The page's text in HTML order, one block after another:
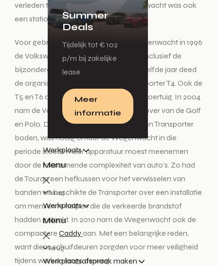
Summer
Deals
Tijdelijk tot € 102
p/m bij zakelijke
lease
Meer
informatie
Werkplaats
Menu
Terug
Werkplaats
Menu
Terug
Werkplaatsafspraak maken
verleden tijd. De Golf IV van de Wegenwacht was ook
een stationwagon met polyester dak.
Voor gebruik in de stad voegde de Wegenwacht in 1996
de Volkswagen Polo aan de vloot toe, inclusief de
bijzondere Polo Van-uitvoering. In datzelfde jaar deed
de organisatie een beroep op de Transporter T4. Ook de
T5 en T6 deden daarna dienst als pechvoertuig. In 2004
nam de Volkswagen Touran het stokje over van de Golf
en Polo. De extra ruimte die de Touran en Transporter
boden, was nodig omdat de Wegenwacht in die
periode steeds meer apparatuur moest meenemen
door de toenemende complexiteit van auto’s. Zo had
de Touran een hefkussen voor het verwisselen van
banden en beschikte de Transporter over een installatie
om mensen te helpen die de verkeerde brandstof
hadden getankt. In 2010 nam de Wegenwacht ook de
compactere Caddyaan. Met een belangrijke reden,
want diens schuifdeuren zorgden voor meer veiligheid
tijdens werken langs de weg.